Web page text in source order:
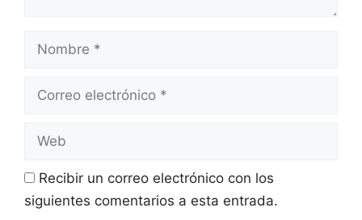
Recibir un correo electrónico con los
siguientes comentarios a esta entrada.